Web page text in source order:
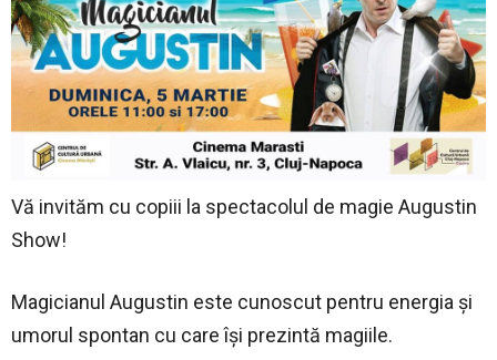
Vă invităm cu copiii la spectacolul de magie Augustin
Show!
Magicianul Augustin este cunoscut pentru energia și
umorul spontan cu care își prezintă magiile.